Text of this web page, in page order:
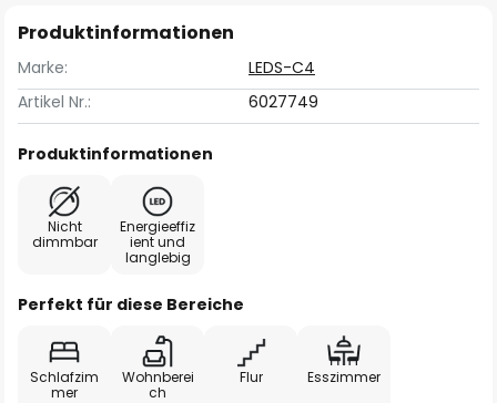
Produktinformationen
Marke:
LEDS-C4
Artikel Nr.:
6027749
Produktinformationen
Nicht
dimmbar
Energieeffiz
ient und
langlebig
Perfekt für diese Bereiche
Schlafzim
mer
Wohnberei
ch
Flur Esszimmer